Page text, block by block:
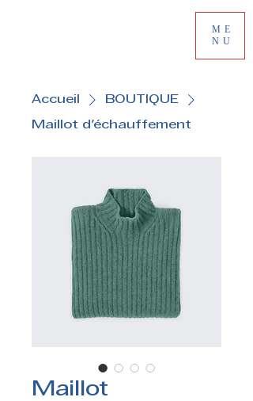
ME
NU
Accueil BOUTIQUE
Maillot d'échauffement
Maillot